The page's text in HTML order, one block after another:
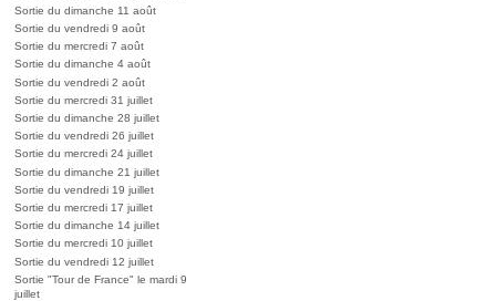
Sortie du dimanche 11 août
Sortie du vendredi 9 août
Sortie du mercredi 7 août
Sortie du dimanche 4 août
Sortie du vendredi 2 août
Sortie du mercredi 31 juillet
Sortie du dimanche 28 juillet
Sortie du vendredi 26 juillet
Sortie du mercredi 24 juillet
Sortie du dimanche 21 juillet
Sortie du vendredi 19 juillet
Sortie du mercredi 17 juillet
Sortie du dimanche 14 juillet
Sortie du mercredi 10 juillet
Sortie du vendredi 12 juillet
Sortie "Tour de France" le mardi 9
juillet